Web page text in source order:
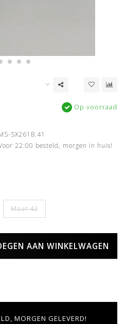
Op voorraad
SX261B.41
22:00 besteld, morgen in huis!
Maat 42
AAN WINKELWAGEN
MORGEN GELEVERD!